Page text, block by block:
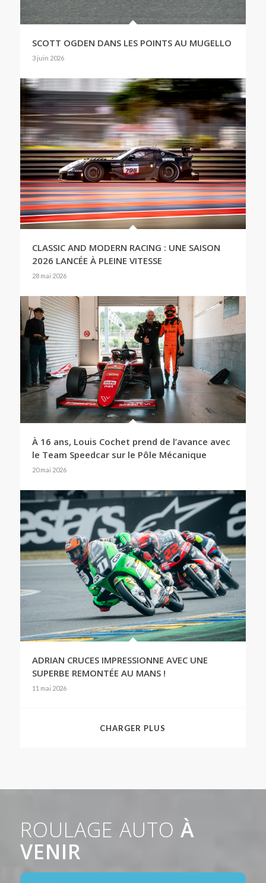
SCOTT OGDEN DANS LES POINTS AU MUGELLO
3 juin 2026
CLASSIC AND MODERN RACING : UNE SAISON
2026 LANCÉE À PLEINE VITESSE
28 mai 2026
À 16 ans, Louis Cochet prend de l’avance avec
le Team Speedcar sur le Pôle Mécanique
20 mai 2026
ADRIAN CRUCES IMPRESSIONNE AVEC UNE
SUPERBE REMONTÉE AU MANS !
11 mai 2026
CHARGER PLUS
ROULAGE AUTO À
VENIR